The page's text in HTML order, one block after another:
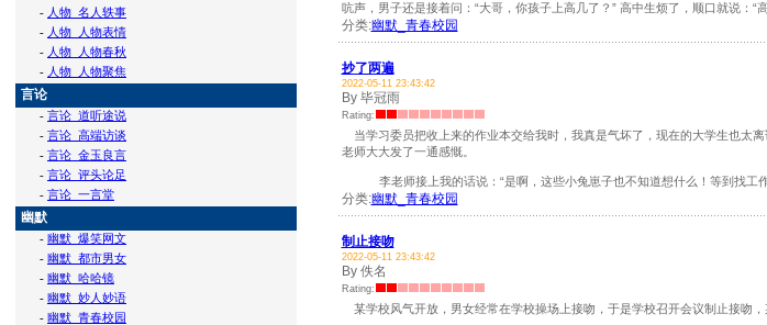
- 人物_名人轶事
- 人物_人物表情
- 人物_人物春秋
- 人物_人物聚焦
言论
- 言论_道听途说
- 言论_高端访谈
- 言论_金玉良言
- 言论_评头论足
- 言论_一言堂
幽默
- 幽默_爆笑网文
- 幽默_都市男女
- 幽默_哈哈镜
- 幽默_妙人妙语
- 幽默_青春校园
吭声，男子还是接着问：“大哥，你孩子上高几了？” 高中生烦了，顺口就说：“
分类:幽默_青春校园
抄了两遍
2022-05-11 23:43:42
By 毕冠雨
Rating:
当学习委员把收上来的作业本交给我时，我真是气坏了，现在的大学生也太
老师大大发了一通感慨。
李老师接上我的话说：“是啊，这些小兔崽子也不知道想什么！等到找工作
分类:幽默_青春校园
制止接吻
2022-05-11 23:43:42
By 佚名
Rating:
某学校风气开放，男女经常在学校操场上接吻，于是学校召开会议制止接吻